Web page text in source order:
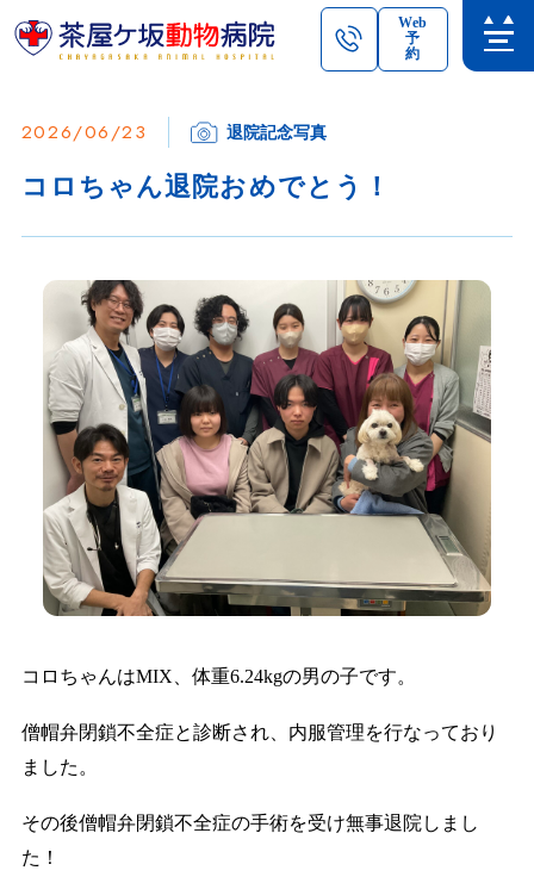
Web
予
約
2026/06/23 退院記念写真
コロちゃん退院おめでとう！
コロちゃんはMIX、体重6.24kgの男の子です。
僧帽弁閉鎖不全症と診断され、内服管理を行なっており
ました。
その後僧帽弁閉鎖不全症の手術を受け無事退院しまし
た！